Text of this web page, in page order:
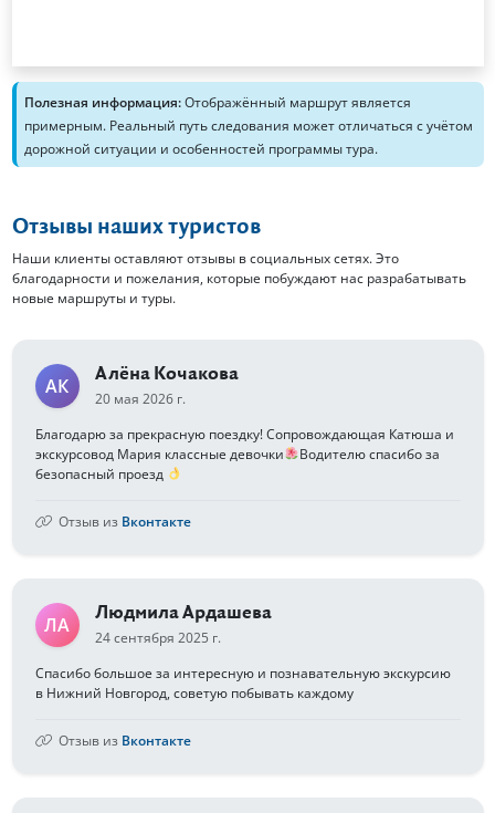
Полезная информация:Отображённый маршрут является
примерным. Реальный путь следования может отличаться с учётом
дорожной ситуации и особенностей программы тура.
Отзывы наших туристов
Наши клиенты оставляют отзывы в социальных сетях. Это
благодарности и пожелания, которые побуждают нас разрабатывать
новые маршруты и туры.
АК
Алёна Кочакова
20 мая 2026 г.
Благодарю за прекрасную поездку! Сопровождающая Катюша и
экскурсовод Мария классные девочки
Водителю спасибо за
безопасный проезд
Отзыв из Вконтакте
ЛА
Людмила Ардашева
24 сентября 2025 г.
Спасибо большое за интересную и познавательную экскурсию
в Нижний Новгород, советую побывать каждому
Отзыв из Вконтакте